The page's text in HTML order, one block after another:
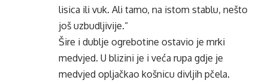
lisica ili vuk. Ali tamo, na istom stablu, nešto
još uzbudljivije.“
Šire i dublje ogrebotine ostavio je mrki
medvjed. U blizini je i veća rupa gdje je
medvjed opljačkao košnicu divljih pčela.